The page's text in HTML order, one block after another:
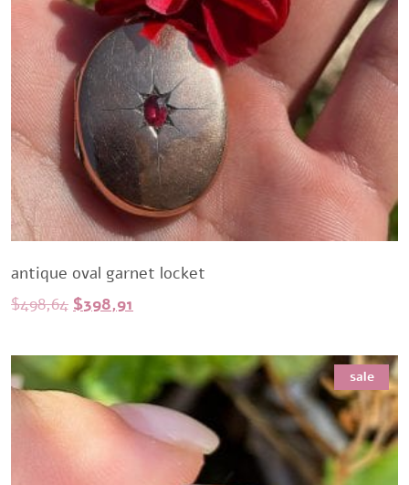
antique oval garnet locket
$498,64 Original
was:
$498,64.
$398,91
is:
$398,91.
sale